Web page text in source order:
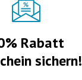
Rabatt
sichern!